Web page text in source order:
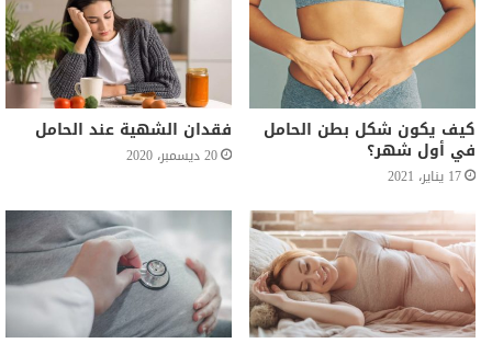
كيف يكون شكل بطن الحامل
في أول شهر؟
17 يناير، 2021
فقدان الشهية عند الحامل
20 ديسمبر، 2020